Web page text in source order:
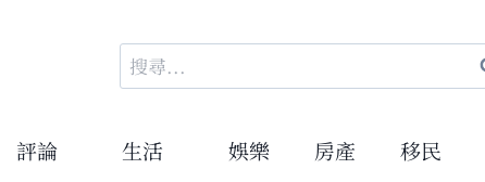
搜
尋
鍵
評論 生活 娛樂 房產 移民